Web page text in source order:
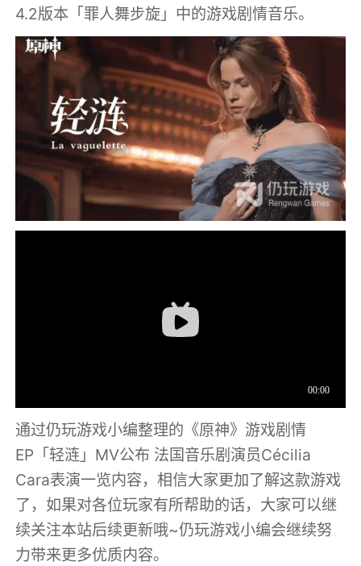
4.2版本「罪人舞步旋」中的游戏剧情音乐。
通过仍玩游戏小编整理的《原神》游戏剧情
EP「轻涟」MV公布 法国音乐剧演员Cécilia
Cara表演一览内容，相信大家更加了解这款游戏
了，如果对各位玩家有所帮助的话，大家可以继
续关注本站后续更新哦~仍玩游戏小编会继续努
力带来更多优质内容。